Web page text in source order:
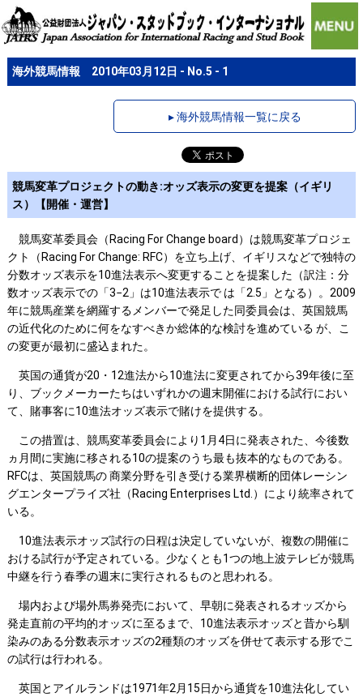
海外競馬情報 2010年03月12日 - No.5 - 1
▸ 海外競馬情報一覧に戻る
競馬変革プロジェクトの動き:オッズ表示の変更を提案（イギリ
ス）【開催・運営】
競馬変革委員会（Racing For Change board）は競馬変革プロジェ
クト（Racing For Change: RFC）を立ち上げ、イギリスなどで独特の
分数オッズ表示を10進法表示へ変更することを提案した（訳注：分
数オッズ表示での「3−2」は10進法表示で は「2.5」となる）。2009
年に競馬産業を網羅するメンバーで発足した同委員会は、英国競馬
の近代化のために何をなすべきか総体的な検討を進めている が、こ
の変更が最初に盛込まれた。
英国の通貨が20・12進法から10進法に変更されてから39年後に至
り、ブックメーカーたちはいずれかの週末開催における試行におい
て、賭事客に10進法オッズ表示で賭けを提供する。
この措置は、競馬変革委員会により1月4日に発表された、今後数
ヵ月間に実施に移される10の提案のうち最も抜本的なものである。
RFCは、英国競馬の 商業分野を引き受ける業界横断的団体レーシン
グエンタープライズ社（Racing Enterprises Ltd.）により統率されて
いる。
10進法表示オッズ試行の日程は決定していないが、複数の開催に
おける試行が予定されている。少なくとも1つの地上波テレビが競馬
中継を行う春季の週末に実行されるものと思われる。
場内および場外馬券発売において、早朝に発表されるオッズから
発走直前の平均的オッズに至るまで、10進法表示オッズと昔から馴
染みのある分数表示オッズの2種類のオッズを併せて表示する形でこ
の試行は行われる。
英国とアイルランドは1971年2月15日から通貨を10進法化してい